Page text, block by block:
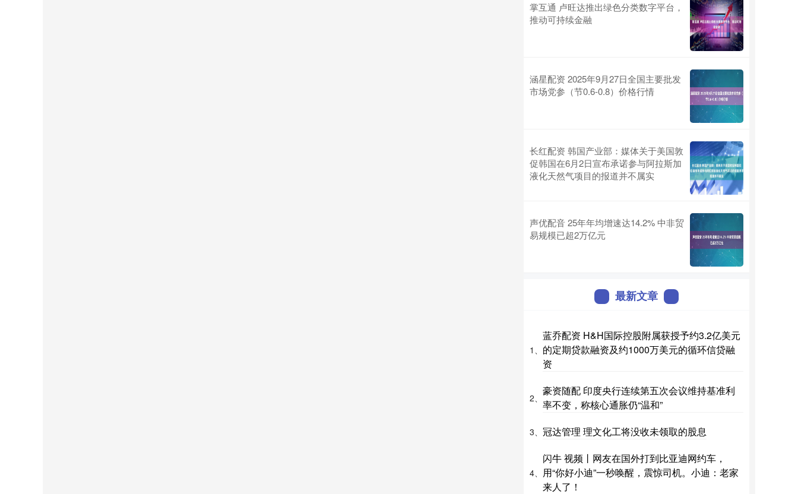
掌互通 卢旺达推出绿色分类数字平台，
推动可持续金融
涵星配资 2025年9月27日全国主要批发
市场党参（节0.6-0.8）价格行情
长红配资 韩国产业部：媒体关于美国敦
促韩国在6月2日宣布承诺参与阿拉斯加
液化天然气项目的报道并不属实
声优配音 25年年均增速达14.2% 中非贸
易规模已超2万亿元
最新文章
1、
蓝乔配资 H&H国际控股附属获授予约3.2亿美元
的定期贷款融资及约1000万美元的循环信贷融
资
2、
豪资随配 印度央行连续第五次会议维持基准利
率不变，称核心通胀仍“温和”
3、 冠达管理 理文化工将没收未领取的股息
4、
闪牛 视频丨网友在国外打到比亚迪网约车，
用“你好小迪”一秒唤醒，震惊司机。小迪：老家
来人了！